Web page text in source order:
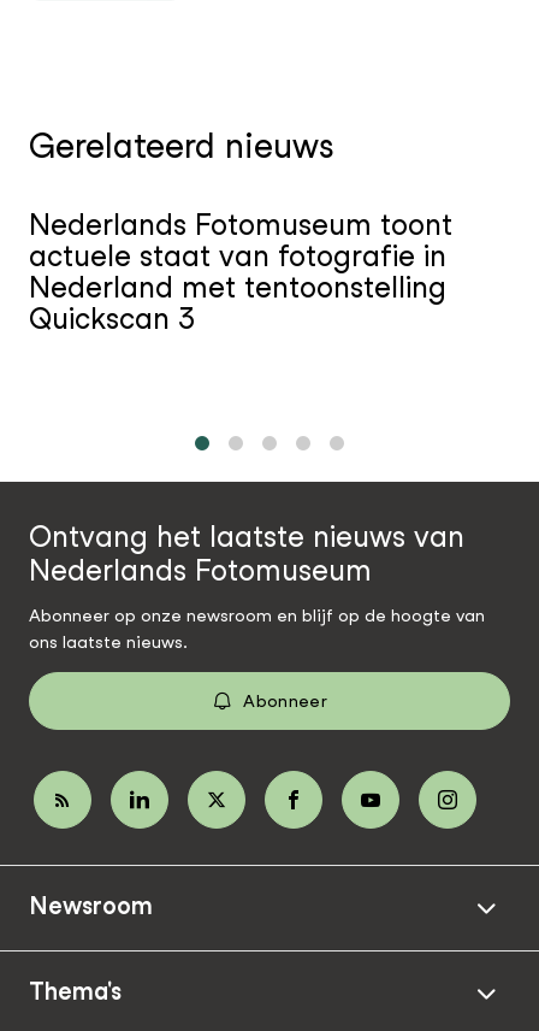
Gerelateerd nieuws
Nederlands Fotomuseum toont
actuele staat van fotografie in
Nederland met tentoonstelling
Quickscan 3
Ontvang het laatste nieuws van
Nederlands Fotomuseum
Abonneer op onze newsroom en blijf op de hoogte van
ons laatste nieuws.
Abonneer
Newsroom
Thema's